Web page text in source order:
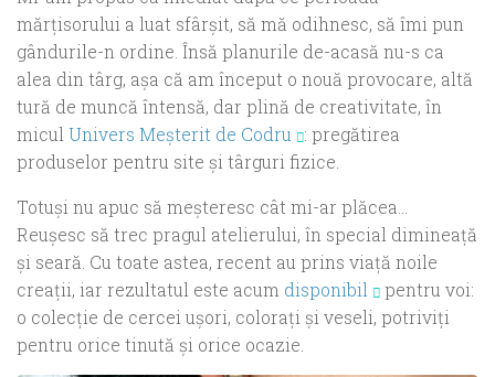
mărțisorului a luat sfârșit, să mă odihnesc, să îmi pun
gândurile-n ordine. Însă planurile de-acasă nu-s ca
alea din târg, așa că am început o nouă provocare, altă
tură de muncă întensă, dar plină de creativitate, în
micul Univers Meșterit de Codru : pregătirea
produselor pentru site și târguri fizice.
Totuși nu apuc să meșteresc cât mi-ar plăcea…
Reușesc să trec pragul atelierului, în special dimineață
și seară. Cu toate astea, recent au prins viață noile
creații, iar rezultatul este acum disponibil pentru voi:
o colecție de cercei ușori, colorați și veseli, potriviți
pentru orice tinută și orice ocazie.